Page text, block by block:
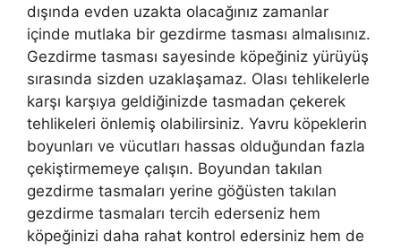
dışında evden uzakta olacağınız zamanlar
içinde mutlaka bir gezdirme tasması almalısınız.
Gezdirme tasması sayesinde köpeğiniz yürüyüş
sırasında sizden uzaklaşamaz. Olası tehlikelerle
karşı karşıya geldiğinizde tasmadan çekerek
tehlikeleri önlemiş olabilirsiniz. Yavru köpeklerin
boyunları ve vücutları hassas olduğundan fazla
çekiştirmemeye çalışın. Boyundan takılan
gezdirme tasmaları yerine göğüsten takılan
gezdirme tasmaları tercih ederseniz hem
köpeğinizi daha rahat kontrol edersiniz hem de